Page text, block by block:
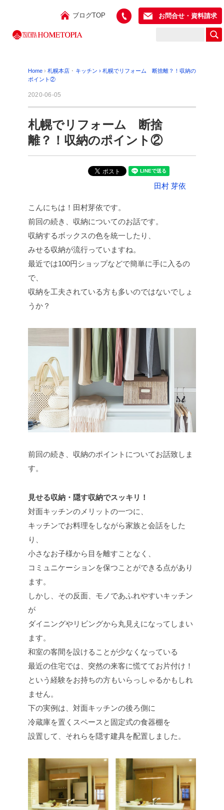
ブログTOP お問合せ・資料請求
Home › 札幌本店 ･ キッチン › 札幌でリフォーム 断捨離？！収納の
ポイント②
2020-06-05
札幌でリフォーム 断捨
離？！収納のポイント②
田村 芽依
こんにちは！田村芽依です。
前回の続き、収納についてのお話です。
収納するボックスの色を統一したり、
みせる収納が流行っていますね。
最近では100円ショップなどで簡単に手に入るの
で、
収納を工夫されている方も多いのではないでしょ
うか？
前回の続き、収納のポイントについてお話致しま
す。
見せる収納・隠す収納でスッキリ！
対面キッチンのメリットの一つに、
キッチンでお料理をしながら家族と会話をした
り、
小さなお子様から目を離すことなく、
コミュニケーションを保つことができる点があり
ます。
しかし、その反面、モノであふれやすいキッチン
が
ダイニングやリビングから丸見えになってしまい
ます。
和室の客間を設けることが少なくなっている
最近の住宅では、突然の来客に慌ててお片付け！
という経験をお持ちの方もいらっしゃるかもしれ
ません。
下の実例は、対面キッチンの後ろ側に
冷蔵庫を置くスペースと固定式の食器棚を
設置して、それらを隠す建具を配置しました。